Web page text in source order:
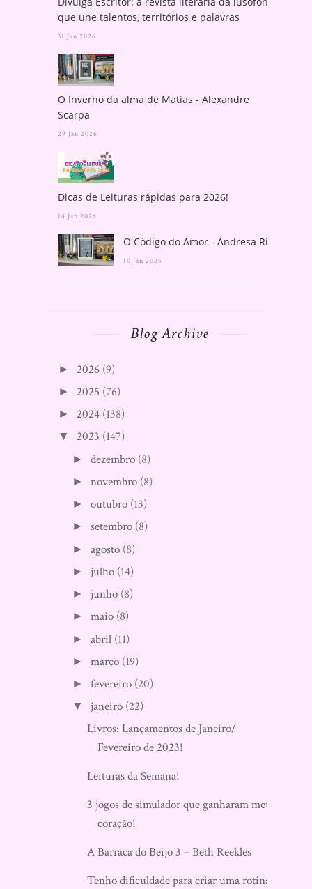
que une talentos, territórios e palavras
31 Jan 2026
O Inverno da alma de Matias - Alexandre
Scarpa
29 Jan 2026
Dicas de Leituras rápidas para 2026!
14 Jan 2026
O Código do Amor - Andresa Rios
10 Jan 2026
Blog Archive
► 2026 (9)
► 2025 (76)
► 2024 (138)
▼ 2023 (147)
►dezembro (8)
►novembro (8)
►outubro (13)
►setembro (8)
►agosto (8)
► julho (14)
► junho (8)
►maio (8)
►abril (11)
►março (19)
►fevereiro (20)
▼ janeiro (22)
Livros: Lançamentos de Janeiro/
Fevereiro de 2023!
Leituras da Semana!
3 jogos de simulador que ganharam meu
coração!
A Barraca do Beijo 3 – Beth Reekles
Tenho dificuldade para criar uma rotina.